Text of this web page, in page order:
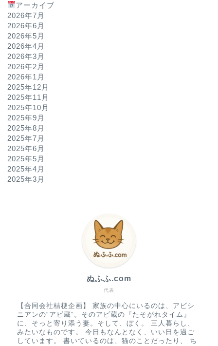
アーカイブ
2026年7月
2026年6月
2026年5月
2026年4月
2026年3月
2026年2月
2026年1月
2025年12月
2025年11月
2025年10月
2025年9月
2025年8月
2025年7月
2025年6月
2025年5月
2025年4月
2025年3月
代表
ぬふふ.com
【合同会社桔梗企画】 家族の中心にいるのは、アビシ
ニアンの“アビ蔵”。そのアビ蔵の『たそがれタイム』
に、そっと寄り添う妻。そして、ぼく。 三人暮らし、
みたいなものです。 今日もなんとなく、いい日を過ご
しています。 書いているのは、猫のことだったり、 ち